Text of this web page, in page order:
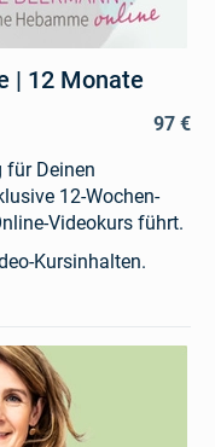
| 12 Monate
97 €
für Deinen
12-Wochen-
Videokurs führt.
Kursinhalten.